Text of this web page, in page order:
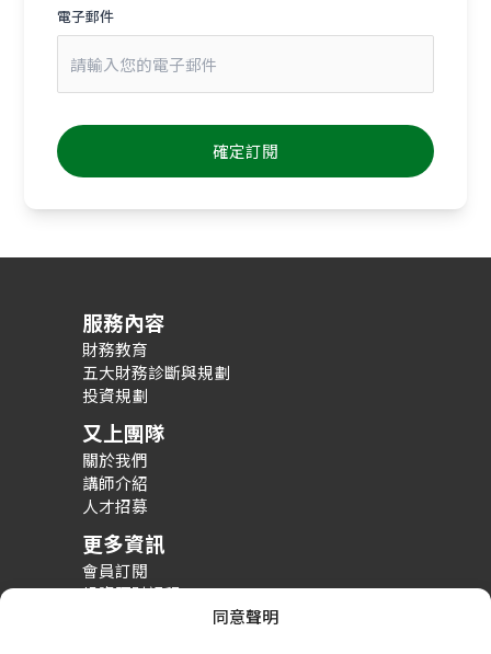
同意聲明
電子郵件
服務內容
財務教育
五大財務診斷與規劃
投資規劃
又上團隊
關於我們
講師介紹
人才招募
更多資訊
會員訂閱
投資理財課程
整體財務規劃課程